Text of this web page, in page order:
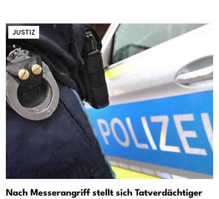
JUSTIZ
Nach Messerangriff stellt sich Tatverdächtiger